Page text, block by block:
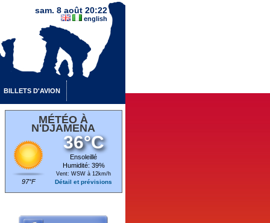
sam. 8 août 20:22
english
BILLETS D'AVION
MÉTÉO À
N'DJAMENA
97°F
36°C
Ensoleillé
Humidité: 39%
Vent: WSW à 12km/h
Détail et prévisions